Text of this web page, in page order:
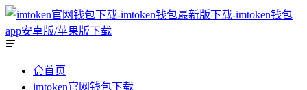
首页
imtoken官网钱包下载